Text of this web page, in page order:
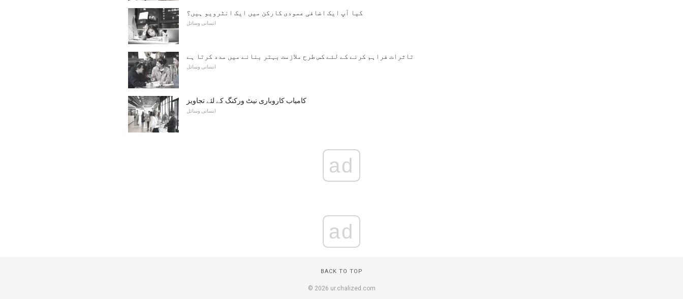
کیا آپ ایک اضافی عمودی کارکن میں ایک انٹرویو ہیں؟
انسانی وسائل
تاثرات فراہم کرنے کے لئے کس طرح ملازمت بہتر بنانے میں مدد کرتا ہے
انسانی وسائل
کامیاب کاروباری نیٹ ورکنگ کے لئے تجاویز
انسانی وسائل
ad
ad
BACK TO TOP
© 2026 ur.chalized.com